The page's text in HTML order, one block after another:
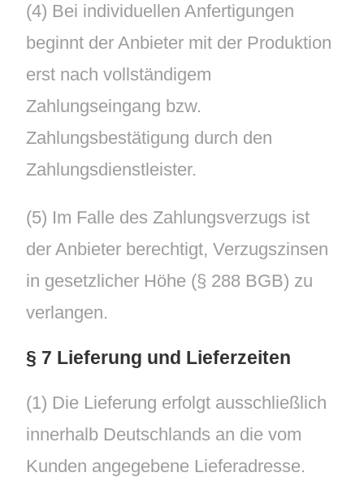
(4) Bei individuellen Anfertigungen
beginnt der Anbieter mit der Produktion
erst nach vollständigem
Zahlungseingang bzw.
Zahlungsbestätigung durch den
Zahlungsdienstleister.
(5) Im Falle des Zahlungsverzugs ist
der Anbieter berechtigt, Verzugszinsen
in gesetzlicher Höhe (§ 288 BGB) zu
verlangen.
§ 7 Lieferung und Lieferzeiten
(1) Die Lieferung erfolgt ausschließlich
innerhalb Deutschlands an die vom
Kunden angegebene Lieferadresse.